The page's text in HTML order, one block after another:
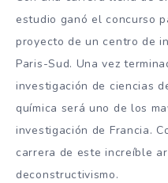
estudio ganó el concurso
proyecto de un centro de
Paris-Sud. Una vez
investigación de ciencias
química será uno de los
investigación de Francia.
carrera de este increíble
deconstructivismo.